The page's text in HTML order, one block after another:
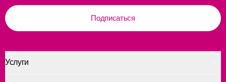
Подписаться
Услуги